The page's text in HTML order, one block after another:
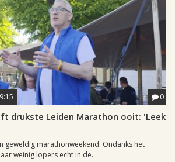
0
drukste Leiden Marathon ooit: 'Leek
geweldig marathonweekend. Ondanks het
weinig lopers echt in de...